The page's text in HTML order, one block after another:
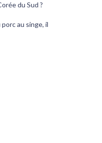
du Sud ?
au singe, il